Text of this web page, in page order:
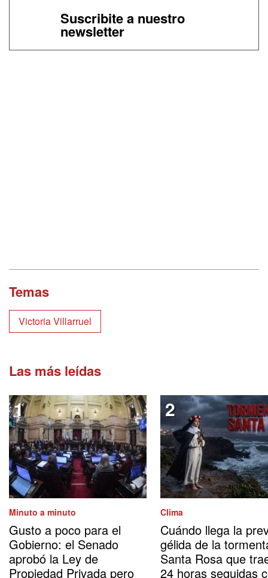
Suscribite a nuestro
newsletter
Temas
Victoria Villarruel
Las más leídas
Minuto a minuto
Gusto a poco para el
Gobierno: el Senado
aprobó la Ley de
Propiedad Privada pero
Clima
Cuándo llega la
gélida de la
Santa Rosa que
24 horas seguidas